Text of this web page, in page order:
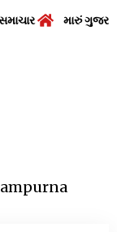
મારું